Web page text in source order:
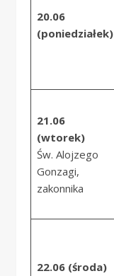
20.06
(poniedziałek)
21.06
(wtorek)
Św. Alojzego
Gonzagi,
zakonnika
22.06 (środa)